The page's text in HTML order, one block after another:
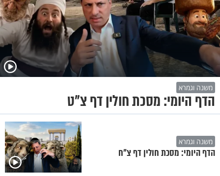
משנה וגמרא
הדף היומי: מסכת חולין דף צ"ט
משנה וגמרא
הדף היומי: מסכת חולין דף צ"ח